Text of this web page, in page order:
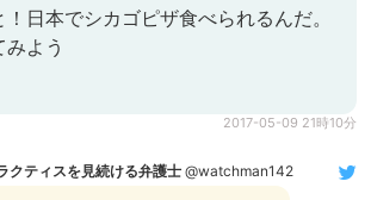
！日本でシカゴピザ食べられるんだ。
よう
2017-05-09 21時10分
クティスを見続ける弁護士 @watchman142